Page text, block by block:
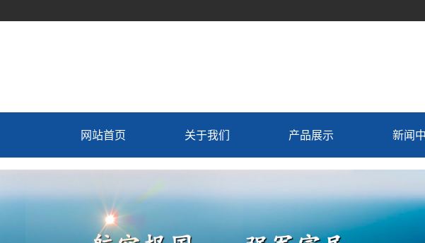
网站首页 关于我们
联系我们
产品展示
制冷机组
冷藏车置换
新闻
行业